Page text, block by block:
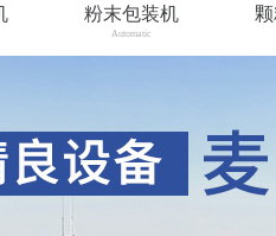
粉末包装机
Automatic